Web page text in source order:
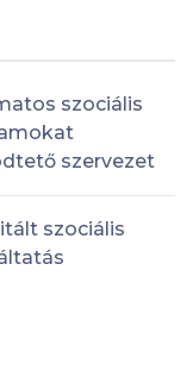
szociális
szervezet
szociális